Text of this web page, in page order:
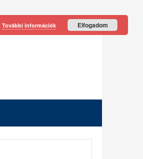
További információk Elfogadom